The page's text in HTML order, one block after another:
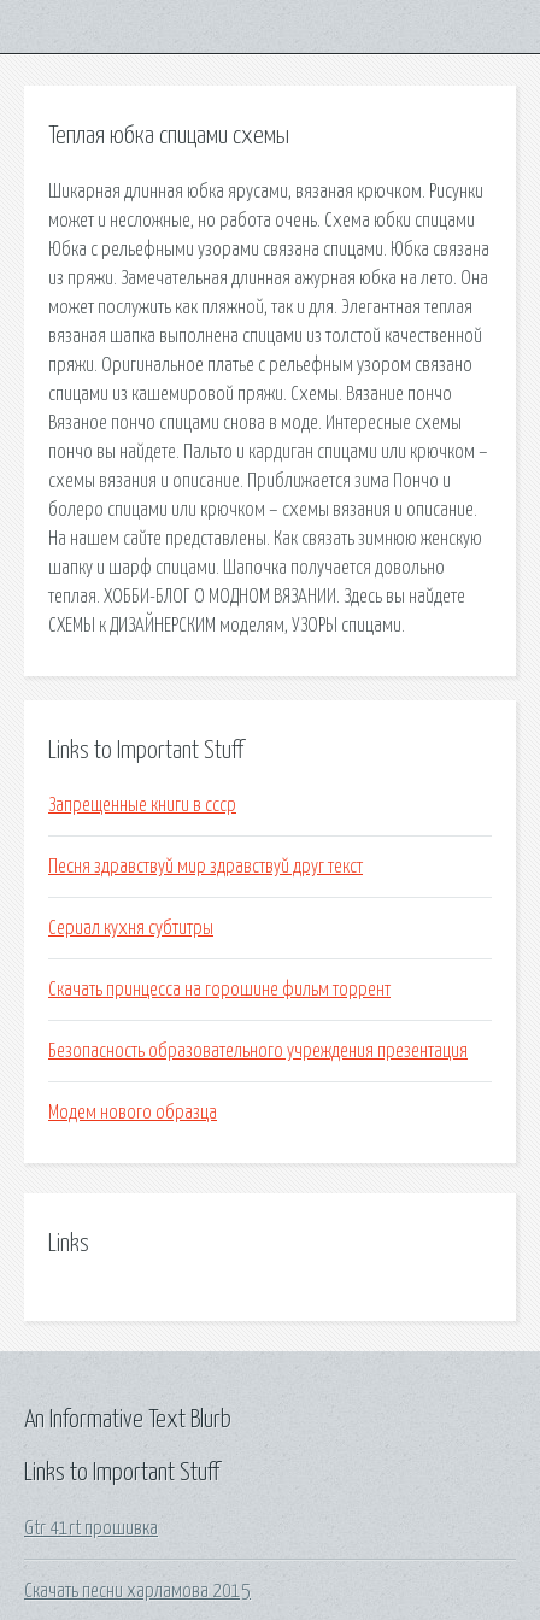
Теплая юбка спицами схемы
Шикарная длинная юбка ярусами, вязаная крючком. Рисунки
может и несложные, но работа очень. Схема юбки спицами
Юбка с рельефными узорами связана спицами. Юбка связана
из пряжи. Замечательная длинная ажурная юбка на лето. Она
может послужить как пляжной, так и для. Элегантная теплая
вязаная шапка выполнена спицами из толстой качественной
пряжи. Оригинальное платье с рельефным узором связано
спицами из кашемировой пряжи. Схемы. Вязание пончо
Вязаное пончо спицами снова в моде. Интересные схемы
пончо вы найдете. Пальто и кардиган спицами или крючком –
схемы вязания и описание. Приближается зима Пончо и
болеро спицами или крючком – схемы вязания и описание.
На нашем сайте представлены. Как связать зимнюю женскую
шапку и шарф спицами. Шапочка получается довольно
теплая. ХОББИ-БЛОГ О МОДНОМ ВЯЗАНИИ. Здесь вы найдете
СХЕМЫ к ДИЗАЙНЕРСКИМ моделям, УЗОРЫ спицами.
Links to Important Stuff
Запрещенные книги в ссср
Песня здравствуй мир здравствуй друг текст
Сериал кухня субтитры
Скачать принцесса на горошине фильм торрент
Безопасность образовательного учреждения презентация
Модем нового образца
Links
Links to Important Stuff
Gtr 41rt прошивка
Скачать песни харламова 2015
An Informative Text Blurb